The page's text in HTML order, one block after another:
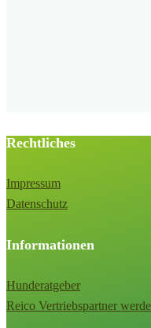
Rechtliches
Impressum
Datenschutz
Informationen
Hunderatgeber
Reico Vertriebspartner